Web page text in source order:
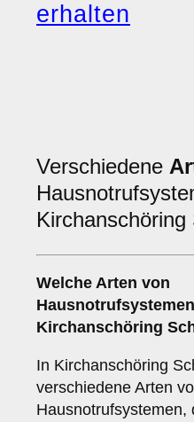
erhalten
Verschiedene
Kirchanschöring
Welche Arten von
Kirchanschöring
In Kirchanschöring
verschiedene Arten
Hausnotrufsystemen,